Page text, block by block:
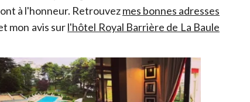
à l'honneur. Retrouvezmes bonnes adresses
mon avis surl'hôtel Royal Barrière de La Baule